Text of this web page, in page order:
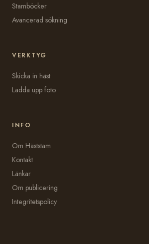
Stamböcker
Avancerad sökning
VERKTYG
Skicka in häst
Ladda upp foto
INFO
Om Häststam
Kontakt
Länkar
Om publicering
Integritetspolicy